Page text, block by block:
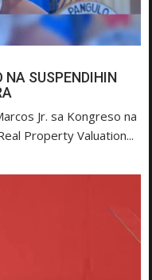
NA SUSPENDIHIN
Jr. sa Kongreso na
Property Valuation...